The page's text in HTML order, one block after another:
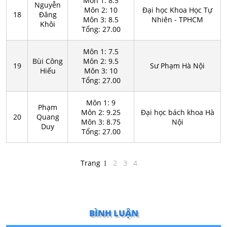
18
Nguyễn
Đăng
Khôi
Môn 2: 10
Môn 3: 8.5
Tổng: 27.00
Đại học Khoa Học Tự
Nhiên - TPHCM
19
Bùi Công
Hiếu
Môn 1: 7.5
Môn 2: 9.5
Môn 3: 10
Tổng: 27.00
Sư Phạm Hà Nội
20
Phạm
Quang
Duy
Môn 1: 9
Môn 2: 9.25
Môn 3: 8.75
Tổng: 27.00
Đại học bách khoa Hà
Nội
Trang 1 2 3 4
BÌNH LUẬN